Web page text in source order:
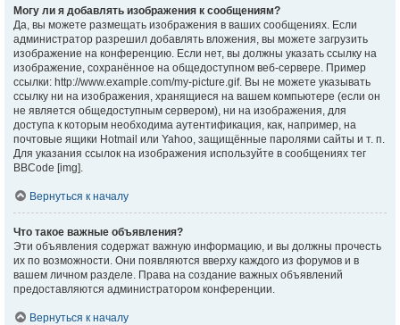
Могу ли я добавлять изображения к сообщениям?
Да, вы можете размещать изображения в ваших сообщениях. Если
администратор разрешил добавлять вложения, вы можете загрузить
изображение на конференцию. Если нет, вы должны указать ссылку на
изображение, сохранённое на общедоступном веб-сервере. Пример
ссылки: http://www.example.com/my-picture.gif. Вы не можете указывать
ссылку ни на изображения, хранящиеся на вашем компьютере (если он
не является общедоступным сервером), ни на изображения, для
доступа к которым необходима аутентификация, как, например, на
почтовые ящики Hotmail или Yahoo, защищённые паролями сайты и т. п.
Для указания ссылок на изображения используйте в сообщениях тег
BBCode [img].
Вернуться к началу
Что такое важные объявления?
Эти объявления содержат важную информацию, и вы должны прочесть
их по возможности. Они появляются вверху каждого из форумов и в
вашем личном разделе. Права на создание важных объявлений
предоставляются администратором конференции.
Вернуться к началу